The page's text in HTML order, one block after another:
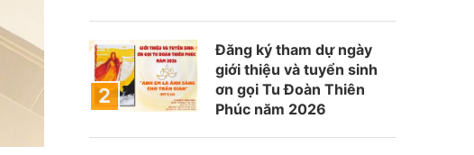
Đăng ký tham dự ngày
giới thiệu và tuyển sinh
ơn gọi Tu Đoàn Thiên
Phúc năm 2026